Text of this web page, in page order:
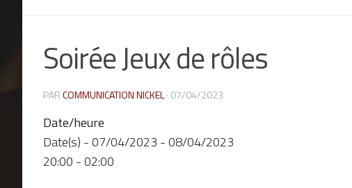
Soirée Jeux de rôles
PARCOMMUNICATION NICKEL· 07/04/2023
Date/heure
Date(s) - 07/04/2023 - 08/04/2023
20:00 - 02:00